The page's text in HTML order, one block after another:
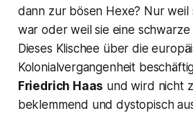
dann zur bösen Hexe? Nur weil
war oder weil sie eine
Dieses Klischee über die
Kolonialvergangenheit
Friedrich Haas und wird nicht
beklemmend und dystopisch